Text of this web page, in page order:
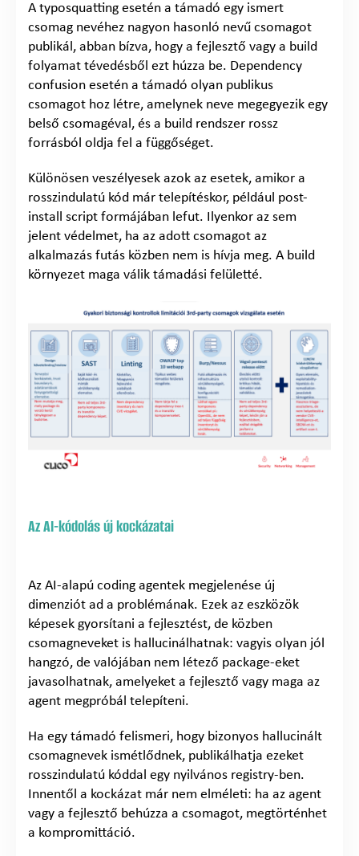
A typosquatting esetén a támadó egy ismert
csomag nevéhez nagyon hasonló nevű csomagot
publikál, abban bízva, hogy a fejlesztő vagy a build
folyamat tévedésből ezt húzza be. Dependency
confusion esetén a támadó olyan publikus
csomagot hoz létre, amelynek neve megegyezik egy
belső csomagéval, és a build rendszer rossz
forrásból oldja fel a függőséget.
Különösen veszélyesek azok az esetek, amikor a
rosszindulatú kód már telepítéskor, például post-
install script formájában lefut. Ilyenkor az sem
jelent védelmet, ha az adott csomagot az
alkalmazás futás közben nem is hívja meg. A build
környezet maga válik támadási felületté.
Az AI-kódolás új kockázatai
Az AI-alapú coding agentek megjelenése új
dimenziót ad a problémának. Ezek az eszközök
képesek gyorsítani a fejlesztést, de közben
csomagneveket is hallucinálhatnak: vagyis olyan jól
hangzó, de valójában nem létező package-eket
javasolhatnak, amelyeket a fejlesztő vagy maga az
agent megpróbál telepíteni.
Ha egy támadó felismeri, hogy bizonyos hallucinált
csomagnevek ismétlődnek, publikálhatja ezeket
rosszindulatú kóddal egy nyilvános registry-ben.
Innentől a kockázat már nem elméleti: ha az agent
vagy a fejlesztő behúzza a csomagot, megtörténhet
a kompromittáció.